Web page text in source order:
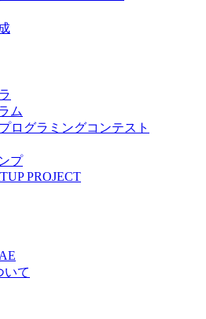
ム
ログラミングコンテスト
プ
PROJECT
いて